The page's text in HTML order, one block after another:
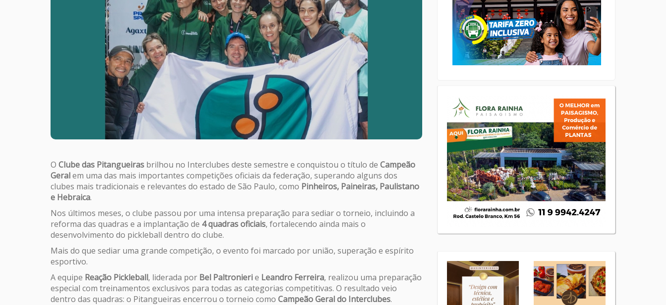
O Clube das Pitangueiras brilhou no Interclubes deste semestre e conquistou o título de Campeão
Geralem uma das mais importantes competições oficiais da federação, superando alguns dos
clubes mais tradicionais e relevantes do estado de São Paulo, como Pinheiros, Paineiras, Paulistano
e Hebraica.
Nos últimos meses, o clube passou por uma intensa preparação para sediar o torneio, incluindo a
reforma das quadras e a implantação de 4 quadras oficiais, fortalecendo ainda mais o
desenvolvimento do pickleball dentro do clube.
Mais do que sediar uma grande competição, o evento foi marcado por união, superação e espírito
esportivo.
A equipe Reação Pickleball, liderada por Bel Paltronierie Leandro Ferreira, realizou uma preparação
especial com treinamentos exclusivos para todas as categorias competitivas. O resultado veio
dentro das quadras: o Pitangueiras encerrou o torneio como Campeão Geral do Interclubes.